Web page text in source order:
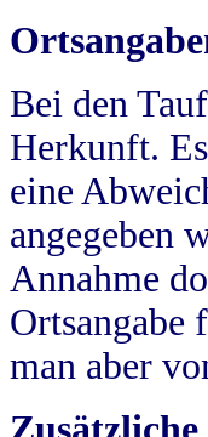
Bei den
Herkunft.
eine
angegeben
Annahme
Ortsangabe
man aber